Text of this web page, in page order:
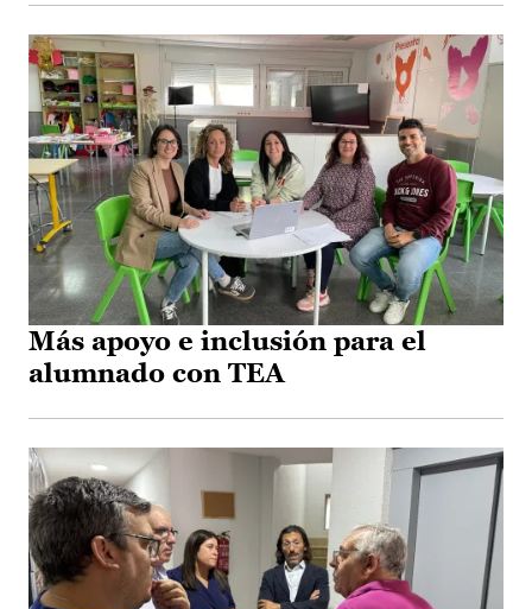
Más apoyo e inclusión para el
alumnado con TEA